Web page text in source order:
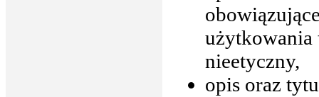
użytkowania
nieetyczny,
opis oraz